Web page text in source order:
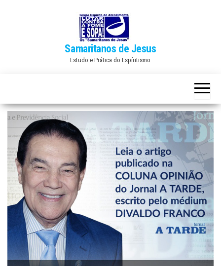
Samaritanos de Jesus
Estudo e Prática do Espíritismo